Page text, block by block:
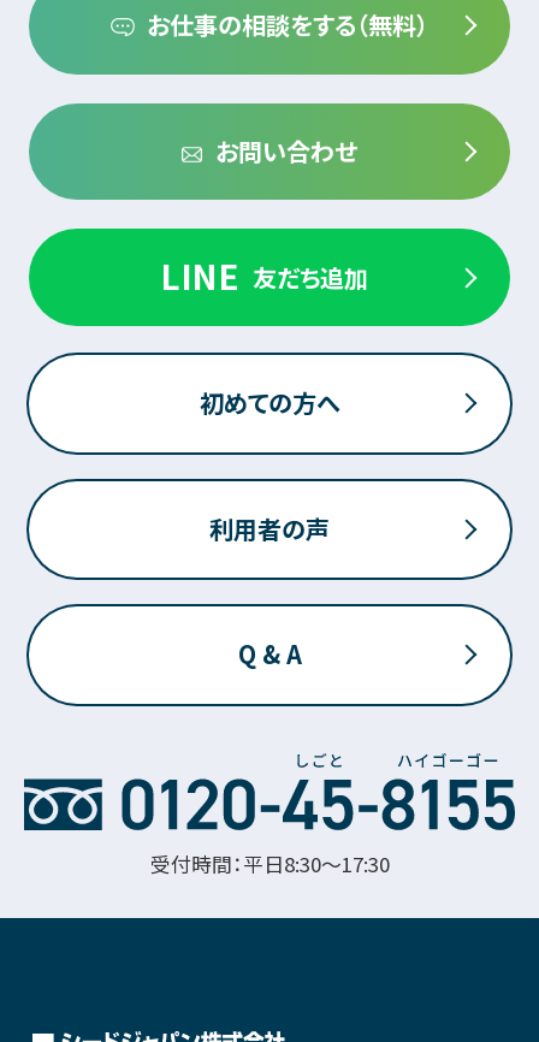
お仕事の相談をする（無料）
お問い合わせ
LINE 友だち追加
初めての方へ
利用者の声
Q & A
受付時間：平日8:30〜17:30